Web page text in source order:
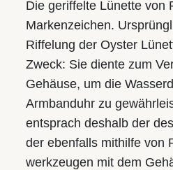
Die geriffelte Lünette von
Markenzeichen.
Riffelung der Oyster
Zweck: Sie diente zum
Gehäuse­, um die
Armbanduhr zu
entsprach deshalb der
der ebenfalls mithilfe von
werkzeugen mit dem